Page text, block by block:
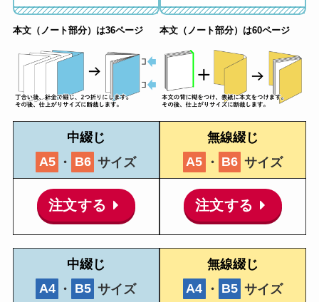
本文（ノート部分）は36ページ
中綴じ
A5 ・ B6 サイズ
注文する
中綴じ
A4 ・ B5 サイズ
本文（ノート部分）は60ページ
無線綴じ
A5 ・ B6 サイズ
注文する
無線綴じ
A4 ・ B5 サイズ